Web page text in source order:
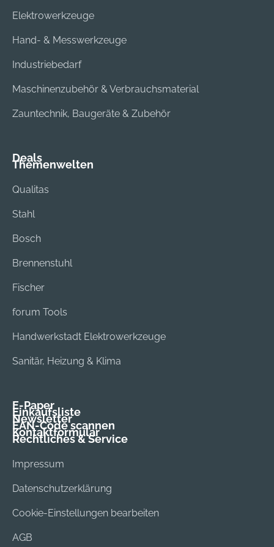
Elektrowerkzeuge
Hand- & Messwerkzeuge
Industriebedarf
Maschinenzubehör & Verbrauchsmaterial
Zauntechnik, Baugeräte & Zubehör
Deals
Themenwelten
Qualitas
Stahl
Bosch
Brennenstuhl
Fischer
forum Tools
Handwerkstadt Elektrowerkzeuge
Sanitär, Heizung & Klima
E-Paper
Einkaufsliste
Newsletter
EAN-Code scannen
Kontaktformular
Rechtliches & Service
Impressum
Datenschutzerklärung
Cookie-Einstellungen bearbeiten
AGB